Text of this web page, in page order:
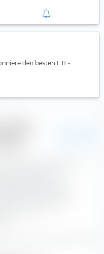
den besten ETF-